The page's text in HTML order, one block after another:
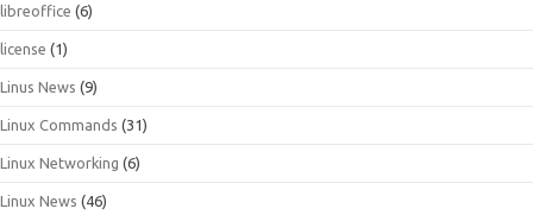
libreoffice (6)
license (1)
Linus News (9)
Linux Commands (31)
Linux Networking (6)
Linux News (46)